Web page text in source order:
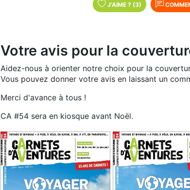
J'AIME ? (3)
Votre avis pour la
Aidez-nous à orienter notre choix pour la
Vous pouvez donner votre avis en laissant un
Merci d'avance à tous !
CA #54 sera en kiosque avant Noël.